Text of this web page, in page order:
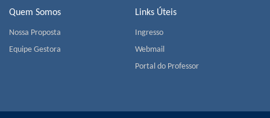
Quem Somos
Nossa Proposta
Equipe Gestora
Links Úteis
Ingresso
Webmail
Portal do Professor